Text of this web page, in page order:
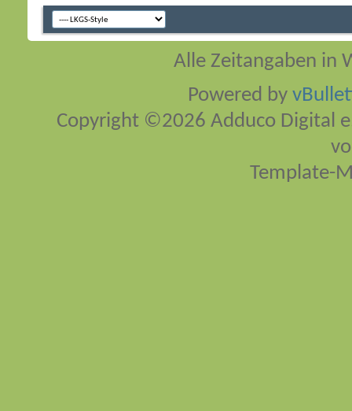
Alle Zeitangaben in
Powered by
Copyright ©2026 Adduco Digital
Template-